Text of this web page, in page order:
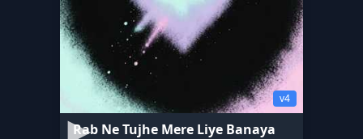
v4
Rab Ne Tujhe Mere Liye Banaya